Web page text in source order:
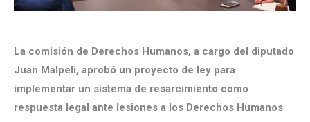
La comisión de Derechos Humanos, a cargo del diputado
Juan Malpeli, aprobó un proyecto de ley para
implementar un sistema de resarcimiento como
respuesta legal ante lesiones a los Derechos Humanos